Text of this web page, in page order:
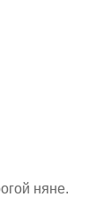
няне.